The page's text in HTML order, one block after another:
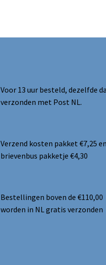
Voor 13 uur besteld, dezelfde
verzonden met Post NL.
Verzend kosten pakket €7,25 en
brievenbus pakketje €4,30
Bestellingen boven de €110,00
worden in NL gratis verzonden